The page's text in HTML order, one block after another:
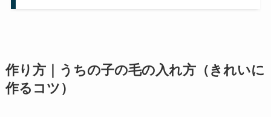
作り方｜うちの子の毛の入れ方（きれいに
作るコツ）